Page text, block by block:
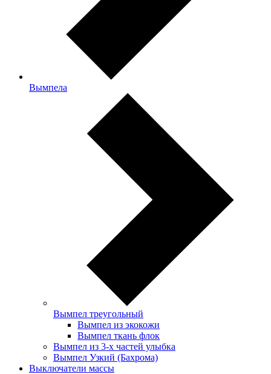
Вымпела
Вымпел треугольный
Вымпел из экокожи
Вымпел ткань флок
Вымпел из 3-х частей улыбка
Вымпел Узкий (Бахрома)
Выключатели массы